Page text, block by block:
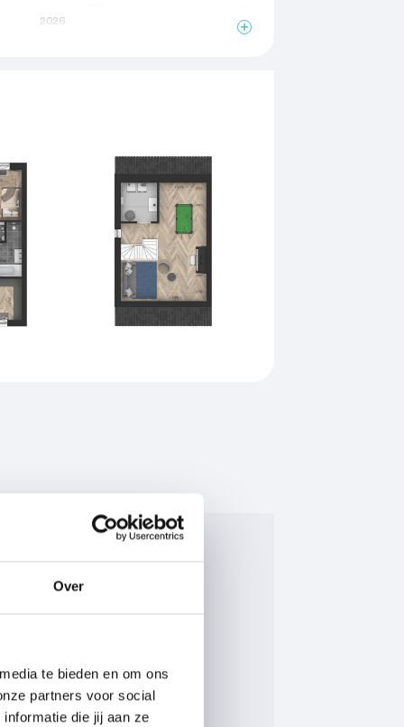
Over
te bieden en om ons
partners voor social
die jij aan ze
2026
Zonnepanelen, balansventilatie
Volledig geisoleerd